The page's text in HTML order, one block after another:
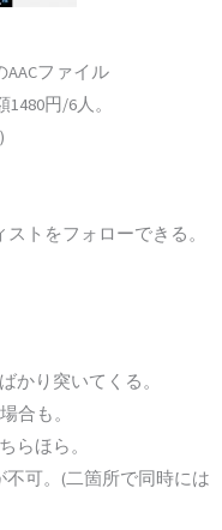
AACファイル
円/6人。
トをフォローできる。
かり突いてくる。
合も。
らほら。
可。(二箇所で同時には